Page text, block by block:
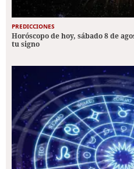
PREDICCIONES
Horóscopo de hoy, sábado 8 de
tu signo